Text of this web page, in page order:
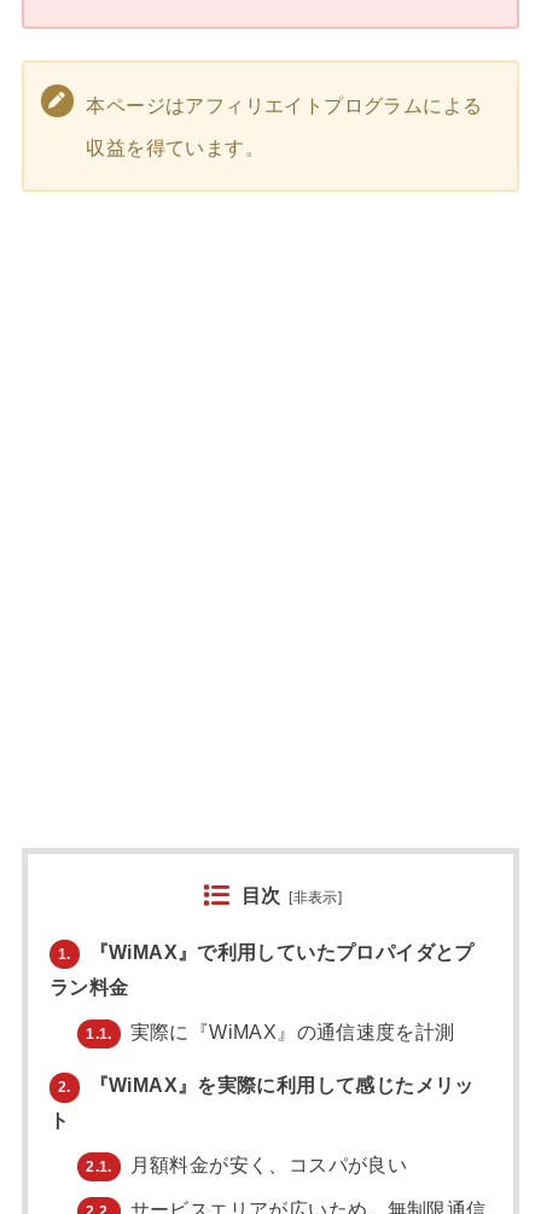
本ページはアフィリエイトプログラムによる
収益を得ています。
目次 [非表示]
1.
『WiMAX』で利用していたプロパイダとプ
ラン料金
1.1. 実際に『WiMAX』の通信速度を計測
2.
『WiMAX』を実際に利用して感じたメリッ
ト
2.1. 月額料金が安く、コスパが良い
2.2.
サービスエリアが広いため、無制限通信